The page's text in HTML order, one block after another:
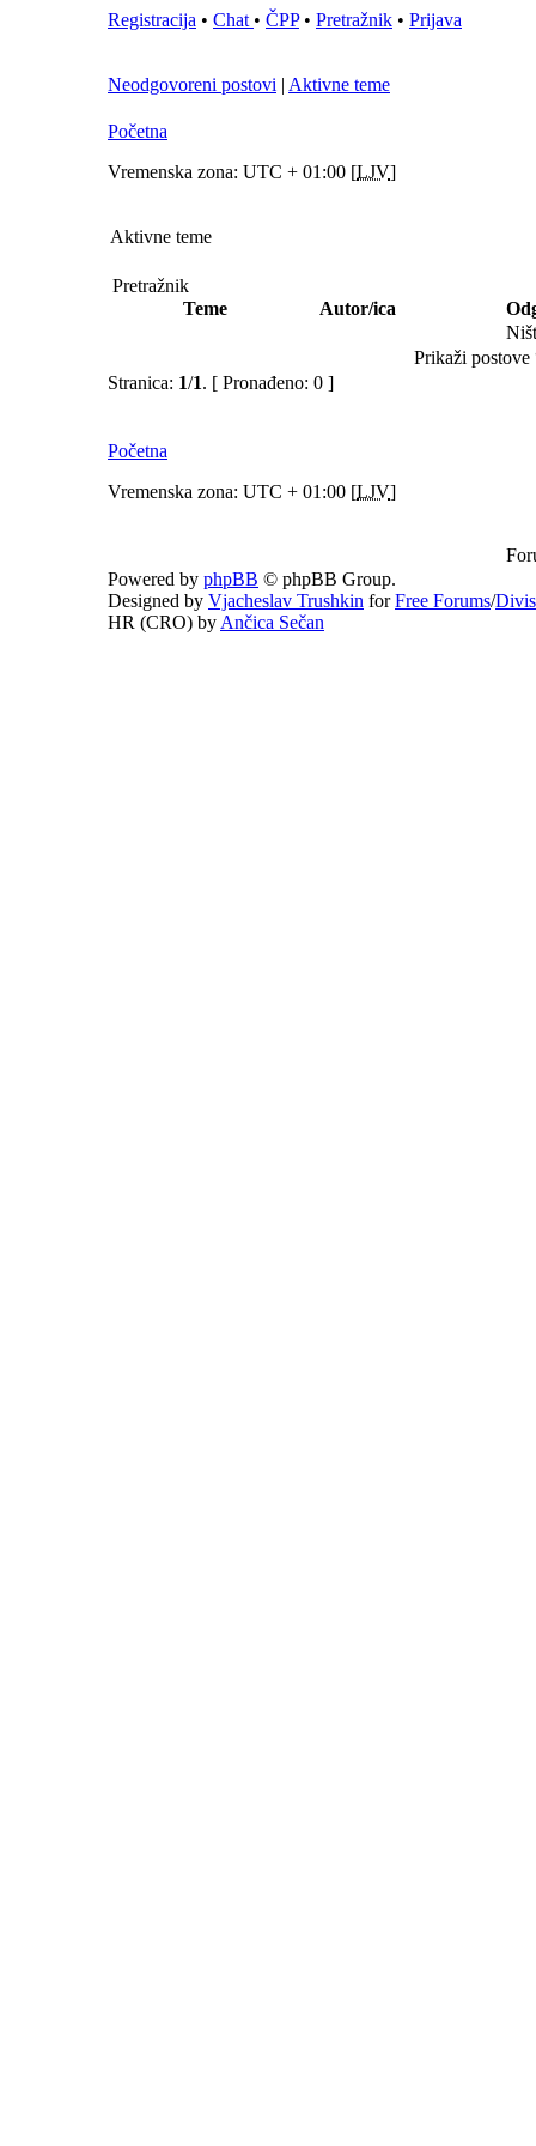
Registracija • Chat • ČPP• Pretražnik • Prijava
Neodgovoreni postovi | Aktivne teme
Početna
Vremenska zona: UTC + 01:00 [LJV]
Aktivne teme
Pretražnik
Teme
Autor/ica
Prikaži postove
Stranica: 1/1. [ Pronađeno: 0 ]
Početna
Vremenska zona: UTC + 01:00 [LJV]
Powered by phpBB © phpBB Group.
Designed by Vjacheslav Trushkin forFree Forums/
HR (CRO) by Ančica Sečan